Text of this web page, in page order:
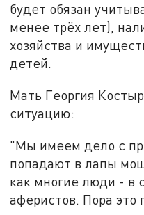
будет обязан
менее трёх лет),
хозяйства и
детей.
Мать Георгия
ситуацию:
"Мы имеем дело с
попадают в лапы
как многие люди - в
аферистов. Пора это